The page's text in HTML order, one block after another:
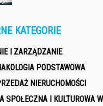
KATEGORIE
I ZARZĄDZANIE
PODSTAWOWA
NIERUCHOMOŚCI
SPOŁECZNA I KULTUROWA